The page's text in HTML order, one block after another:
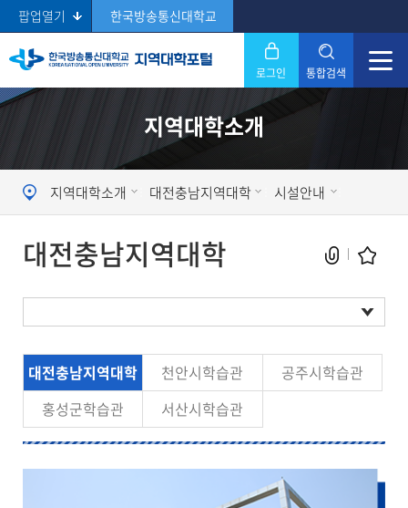
팝업열기 한국방송통신대학교
로그인 통합검색
Search 지역대학소개
지역대학소개 대전충남지역대학 시설안내
현재 페이지를 즐겨찾는 메뉴로
등록하시겠습니까?
메뉴추가
대전충남지역대학
시설현황
대관안내
대전충남지역대학 천안시학습관
공주시학습관
홍성군학습관
서산시학습관